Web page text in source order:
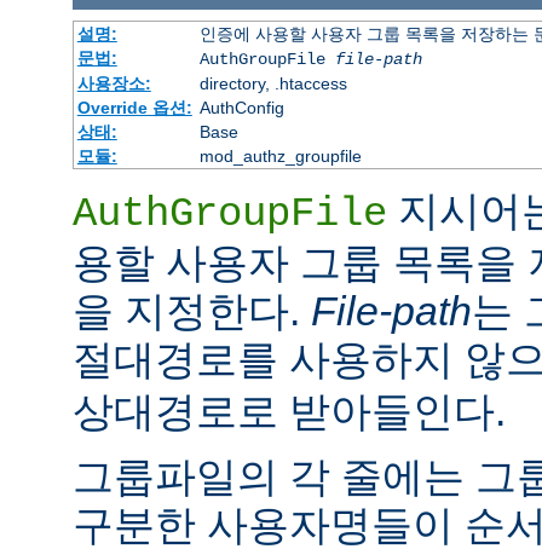
설명:
인증에 사용할 사용자 그룹 목록을 저장하는
문법:
AuthGroupFile file-path
사용장소:
directory, .htaccess
Override 옵션: AuthConfig
상태:
Base
모듈:
mod_authz_groupfile
AuthGroupFile 지시어
용할 사용자 그룹 목록을
을 지정한다. File-path는
절대경로를 사용하지 않
상대경로로 받아들인다.
그룹파일의 각 줄에는 그
구분한 사용자명들이 순